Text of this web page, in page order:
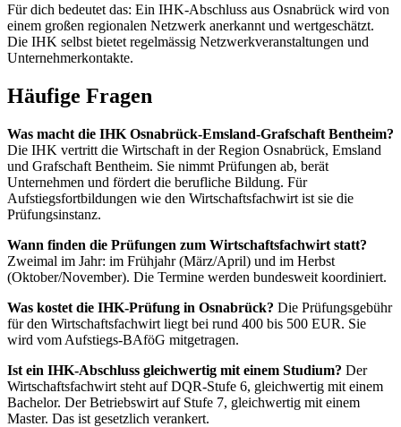
Für dich bedeutet das: Ein IHK-Abschluss aus Osnabrück wird von
einem großen regionalen Netzwerk anerkannt und wertgeschätzt.
Die IHK selbst bietet regelmässig Netzwerkveranstaltungen und
Unternehmerkontakte.
Häufige Fragen
Was macht die IHK Osnabrück-Emsland-Grafschaft Bentheim?
Die IHK vertritt die Wirtschaft in der Region Osnabrück, Emsland
und Grafschaft Bentheim. Sie nimmt Prüfungen ab, berät
Unternehmen und fördert die berufliche Bildung. Für
Aufstiegsfortbildungen wie den Wirtschaftsfachwirt ist sie die
Prüfungsinstanz.
Wann finden die Prüfungen zum Wirtschaftsfachwirt statt?
Zweimal im Jahr: im Frühjahr (März/April) und im Herbst
(Oktober/November). Die Termine werden bundesweit koordiniert.
Was kostet die IHK-Prüfung in Osnabrück? Die Prüfungsgebühr
für den Wirtschaftsfachwirt liegt bei rund 400 bis 500 EUR. Sie
wird vom Aufstiegs-BAföG mitgetragen.
Ist ein IHK-Abschluss gleichwertig mit einem Studium? Der
Wirtschaftsfachwirt steht auf DQR-Stufe 6, gleichwertig mit einem
Bachelor. Der Betriebswirt auf Stufe 7, gleichwertig mit einem
Master. Das ist gesetzlich verankert.